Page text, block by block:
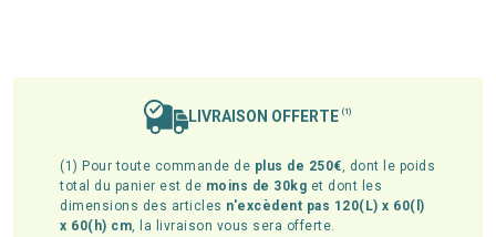
LIVRAISON OFFERTE (1)
(1) Pour toute commande de plus de 250€, dont le poids
total du panier est de moins de 30kg et dont les
dimensions des articles n'excèdent pas 120(L) x 60(l)
x 60(h) cm, la livraison vous sera offerte.